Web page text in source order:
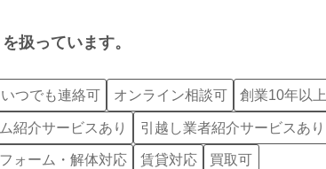
扱っています。
いつでも連絡可 オンライン相談可 創業10年以上
紹介サービスあり 引越し業者紹介サービスあり
ォーム・解体対応 賃貸対応 買取可